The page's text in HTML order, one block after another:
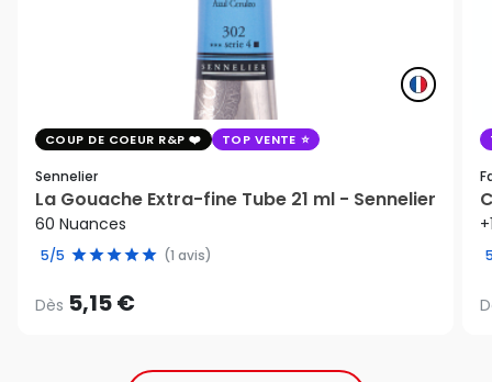
COUP DE COEUR R&P TOP VENTE
Sennelier
La Gouache Extra-fine Tube 21 ml - Sennelier
60 Nuances
5/5 (1 avis)
Dès 5,15 €